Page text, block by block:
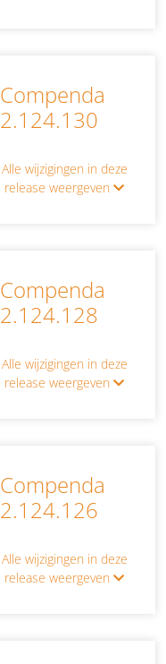
Compenda
2.124.130
Alle wijzigingen in deze
release weergeven
Compenda
2.124.128
Alle wijzigingen in deze
release weergeven
Compenda
2.124.126
Alle wijzigingen in deze
release weergeven